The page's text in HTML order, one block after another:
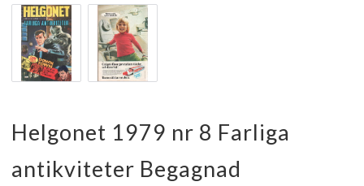
Helgonet 1979 nr 8 Farliga
antikviteter Begagnad